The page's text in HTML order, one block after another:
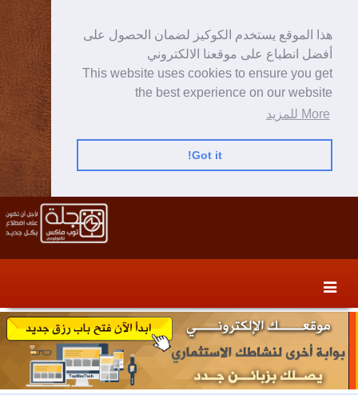
هذا الموقع يستخدم الكوكيز لضمان الحصول على
أفضل انطباع على موقعنا الالكتروني
This website uses cookies to ensure you get
the best experience on our website
More للمزيد
Got it!
content
secondary
content